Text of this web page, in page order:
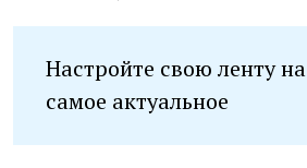
Настройте свою ленту на
самое актуальное